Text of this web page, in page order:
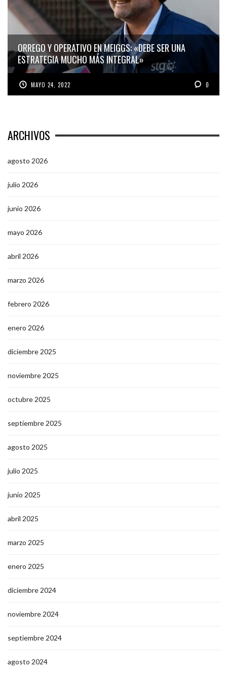
ORREGO Y OPERATIVO EN MEIGGS: «DEBE SER UNA
ESTRATEGIA MUCHO MÁS INTEGRAL»
MAYO 24, 2022 0
ARCHIVOS
agosto 2026
julio 2026
junio 2026
mayo 2026
abril 2026
marzo 2026
febrero 2026
enero 2026
diciembre 2025
noviembre 2025
octubre 2025
septiembre 2025
agosto 2025
julio 2025
junio 2025
abril 2025
marzo 2025
enero 2025
diciembre 2024
noviembre 2024
septiembre 2024
agosto 2024